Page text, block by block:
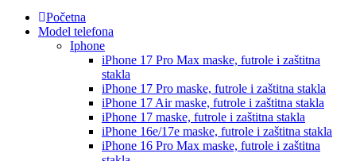
Početna
Model telefona
Iphone
iPhone 17 Pro Max maske, futrole i zaštitna
stakla
iPhone 17 Pro maske, futrole i zaštitna stakla
iPhone 17 Airmaske, futrole i zaštitna stakla
iPhone 17 maske, futrole i zaštitna stakla
iPhone 16e/17e maske, futrole i zaštitna stakla
iPhone 16 Pro Max maske, futrole i zaštitna